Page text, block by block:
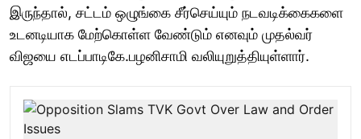
இருந்தால், சட்டம் ஒழுங்கை சீர்செய்யும் நடவடிக்கைகளை
உடனடியாக மேற்கொள்ள வேண்டும் எனவும் முதல்வர்
விஜயை எடப்பாடிகே.பழனிசாமி வலியுறுத்தியுள்ளார்.